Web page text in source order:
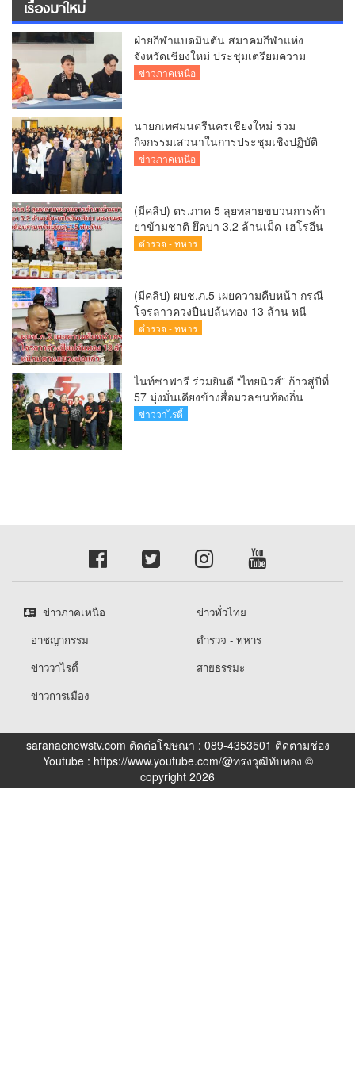
เรื่องมาใหม่
ฝ่ายกีฬาแบดมินตัน สมาคมกีฬาแห่ง
จังหวัดเชียงใหม่ ประชุมเตรียมความ
พร้อมคัดเลือกนักกีฬาเยาวชน–ยุวชน สู่
ข่าวภาคเหนือ
นายกเทศมนตรีนครเชียงใหม่ ร่วม
กิจกรรมเสวนาในการประชุมเชิงปฏิบัติ
การป้องกันการทุจริตเชิงรุก ขับเคลื่อน
ข่าวภาคเหนือ
(มีคลิป) ตร.ภาค 5 ลุยทลายขบวนการค้า
ยาข้ามชาติ ยึดบา 3.2 ล้านเม็ด-เฮโรอีน
เพียบ ผลงานสะสม 10 เดือนรวบทรัพย์
ตำรวจ - ทหาร
(มีคลิป) ผบช.ภ.5 เผยความคืบหน้า กรณี
โจรลาวควงปืนปล้นทอง 13 ล้าน หนี
กบดานแขวงบ่อแก้ว
ตำรวจ - ทหาร
ไนท์ซาฟารี ร่วมยินดี “ไทยนิวส์” ก้าวสู่ปีที่
57 มุ่งมั่นเคียงข้างสื่อมวลชนท้องถิ่น
ข่าววาไรตี้
ข่าวภาคเหนือ
ข่าวทั่วไทย
อาชญากรรม
ตำรวจ - ทหาร
ข่าววาไรตี้
สายธรรมะ
ข่าวการเมือง
saranaenewstv.com ติดต่อโฆษณา : 089-4353501 ติดตามช่อง
Youtube : https://www.youtube.com/@ทรงวุฒิทับทอง ©
copyright 2026